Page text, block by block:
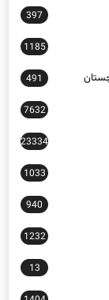
397
1185
491
7632
23334
1033
940
1232
13